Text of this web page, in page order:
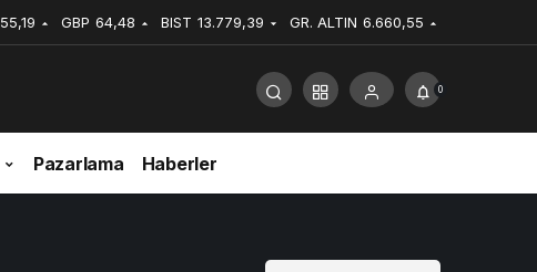
55,19 GBP 64,48 BIST 13.779,39 GR. ALTIN 6.660,55
0
Pazarlama Haberler